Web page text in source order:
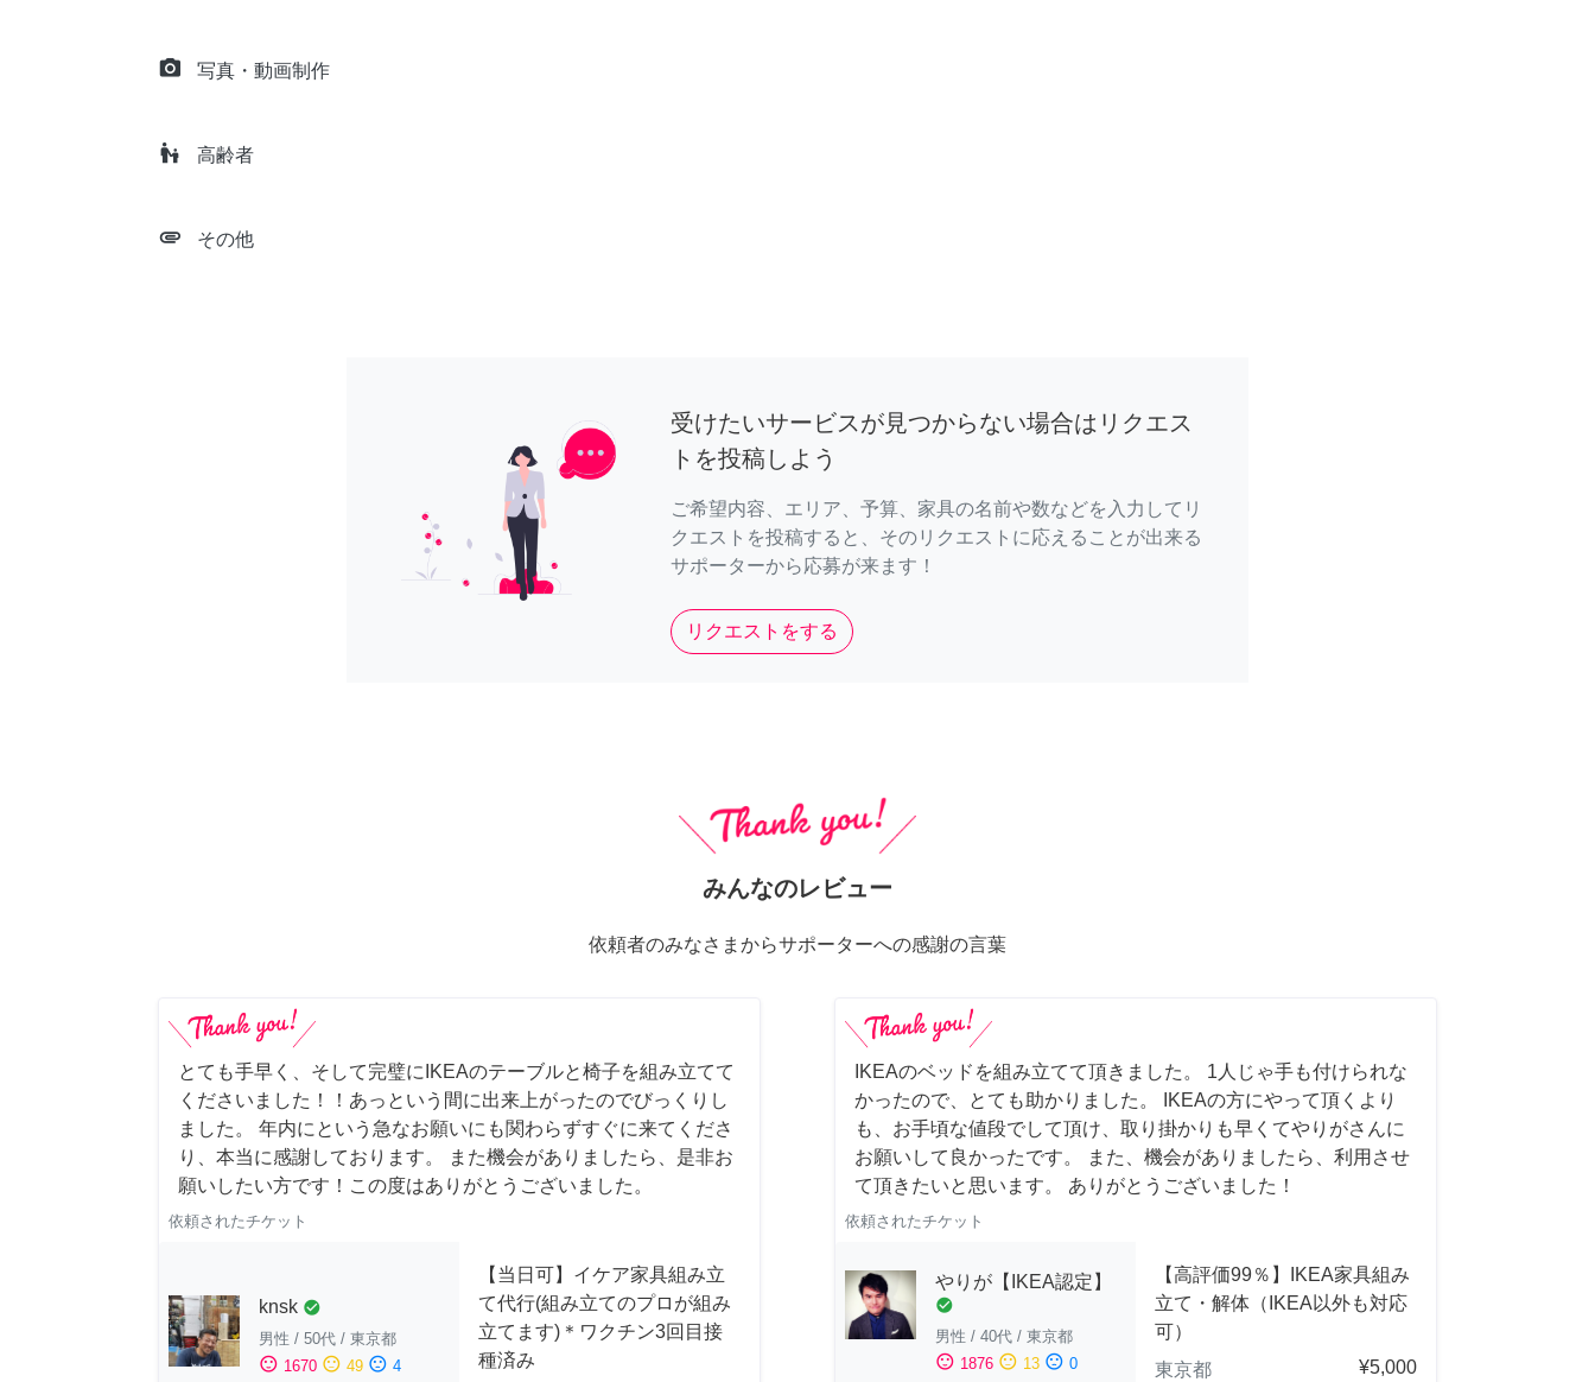
camera_alt 写真・動画制作
escalator_warning 高齢者
attachment その他
受けたいサービスが見つからない場合はリクエス
トを投稿しよう
ご希望内容、エリア、予算、家具の名前や数などを入力してリ
クエストを投稿すると、そのリクエストに応えることが出来る
サポーターから応募が来ます！
リクエストをする
みんなのレビュー
依頼者のみなさまからサポーターへの感謝の言葉
とても手早く、そして完璧にIKEAのテーブルと椅子を組み立てて
くださいました！！あっという間に出来上がったのでびっくりし
ました。 年内にという急なお願いにも関わらずすぐに来てくださ
り、本当に感謝しております。 また機会がありましたら、是非お
願いしたい方です！この度はありがとうございました。
依頼されたチケット
knsk check_circle
男性 / 50代 / 東京都
sentiment_satisfied 1670 sentiment_neutral 49 sentiment_dissatisfied 4
【当日可】イケア家具組み立
て代行(組み立てのプロが組み
立てます)＊ワクチン3回目接
種済み
IKEAのベッドを組み立てて頂きました。 1人じゃ手も付けられな
かったので、とても助かりました。 IKEAの方にやって頂くより
も、お手頃な値段でして頂け、取り掛かりも早くてやりがさんに
お願いして良かったです。 また、機会がありましたら、利用させ
て頂きたいと思います。 ありがとうございました！
依頼されたチケット
やりが【IKEA認定】
check_circle
男性 / 40代 / 東京都
sentiment_satisfied 1876 sentiment_neutral 13 sentiment_dissatisfied 0
【高評価99％】IKEA家具組み
立て・解体（IKEA以外も対応
可）
東京都
¥5,000